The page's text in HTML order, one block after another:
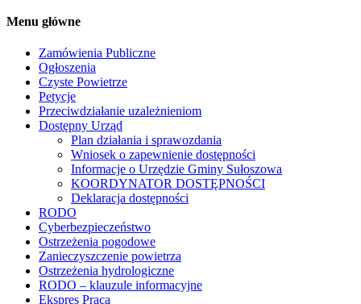
Menu główne
Zamówienia Publiczne
Ogłoszenia
Czyste Powietrze
Petycje
Przeciwdziałanie uzależnieniom
Dostępny Urząd
Plan działania i sprawozdania
Wniosek o zapewnienie dostępności
Informacje o Urzędzie Gminy Sułoszowa
KOORDYNATOR DOSTĘPNOŚCI
Deklaracja dostępności
RODO
Cyberbezpieczeństwo
Ostrzeżenia pogodowe
Zanieczyszczenie powietrza
Ostrzeżenia hydrologiczne
RODO – klauzule informacyjne
Ekspres Praca